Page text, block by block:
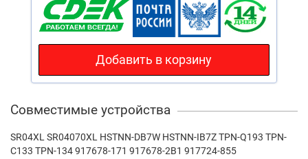
Добавить в корзину
Совместимые устройства
SR04XL SR04070XL HSTNN-DB7W HSTNN-IB7Z TPN-Q193 TPN-
C133 TPN-134 917678-171 917678-2B1 917724-855